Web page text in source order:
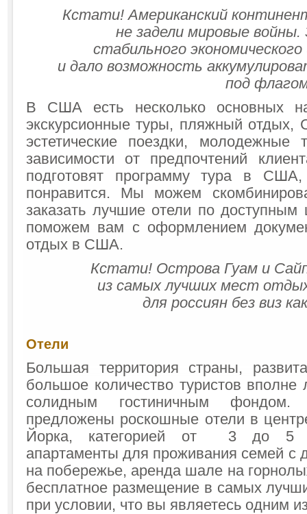
Кстати! Американский
не задели мировые
стабильного
и дало возможность
под
В США есть несколько основных
экскурсионные туры, пляжный отдых,
эстетические поездки,
зависимости от предпочтений
подготовят программу тура в
понравится. Мы можем
заказать лучшие отели по доступным
поможем вам с оформлением
отдых в США.
Кстати! Острова Гуам и
из самых лучших мест
для россиян без виз
Отели
Большая территория страны,
большое количество туристов вполне
солидным гостиничным
предложены роскошные отели в
Йорка, категорией от 3 до 5
апартаменты для проживания семей с
на побережье, аренда шале на
бесплатное размещение в самых
при условии, что вы являетесь одним